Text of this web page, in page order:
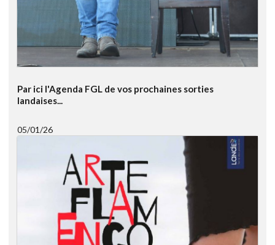
Par ici l'Agenda FGL de vos prochaines sorties
landaises...
05/01/26